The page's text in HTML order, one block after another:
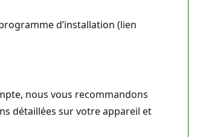
d’installation (lien
nous vous recommandons
détaillées sur votre appareil et